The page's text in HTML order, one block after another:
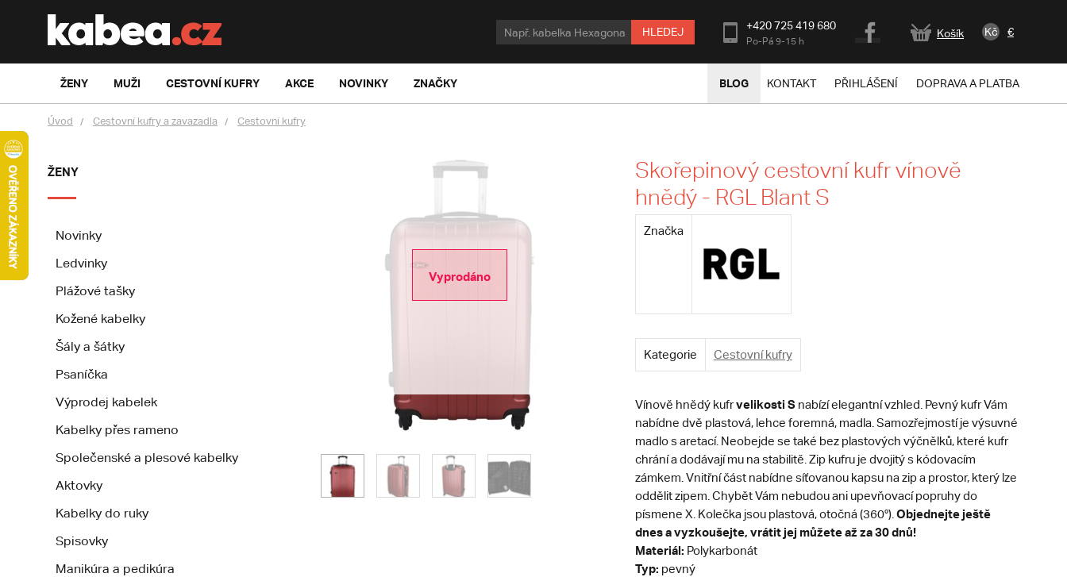
HLEDEJ +420 725 419 680
Po-Pá 9-15 h
Košík Kč €
ŽENY MUŽI CESTOVNÍ KUFRY AKCE NOVINKY ZNAČKY BLOG KONTAKT PŘIHLÁŠENÍ DOPRAVA A PLATBA
Úvod Cestovní kufry a zavazadla Cestovní kufry
ŽENY
Novinky
Ledvinky
Plážové tašky
Kožené kabelky
Šály a šátky
Psaníčka
Výprodej kabelek
Kabelky přes rameno
Společenské a plesové kabelky
Aktovky
Kabelky do ruky
Spisovky
Manikúra a pedikúra
Vyprodáno
Skořepinový cestovní kufr vínově
hnědý - RGL Blant S
Značka
Kategorie Cestovní kufry
Vínově hnědý kufrvelikosti Snabízí elegantní vzhled. Pevný kufr Vám
nabídne dvě plastová, lehce foremná, madla. Samozřejmostí je výsuvné
madlo s aretací. Neobejde se také bez plastových výčnělků, které kufr
chrání a dodávají mu na stabilitě. Zip kufru je dvojitý s kódovacím
zámkem. Vnitřní část nabídne síťovanou kapsu na zip a prostor, který lze
oddělit zipem. Chybět Vám nebudou ani upevňovací popruhy do
písmene X. Kolečka jsou plastová, otočná (360°). Objednejte ještě
dnes a vyzkoušejte, vrátit jej můžete až za 30 dnů!
Materiál: Polykarbonát
Typ: pevný